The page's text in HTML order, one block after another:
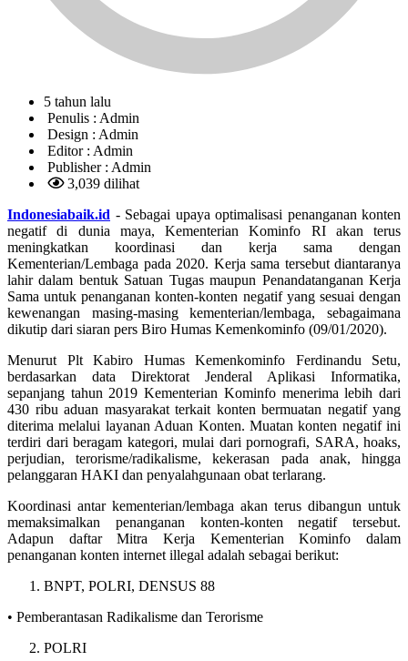
5 tahun lalu
Penulis : Admin
Design : Admin
Editor : Admin
Publisher : Admin
3,039 dilihat
Indonesiabaik.id - Sebagai upaya optimalisasi penanganan konten
negatif di dunia maya, Kementerian Kominfo RI akan terus
meningkatkan koordinasi dan kerja sama dengan
Kementerian/Lembaga pada 2020. Kerja sama tersebut diantaranya
lahir dalam bentuk Satuan Tugas maupun Penandatanganan Kerja
Sama untuk penanganan konten-konten negatif yang sesuai dengan
kewenangan masing-masing kementerian/lembaga, sebagaimana
dikutip dari siaran pers Biro Humas Kemenkominfo (09/01/2020).
Menurut Plt Kabiro Humas Kemenkominfo Ferdinandu Setu,
berdasarkan data Direktorat Jenderal Aplikasi Informatika,
sepanjang tahun 2019 Kementerian Kominfo menerima lebih dari
430 ribu aduan masyarakat terkait konten bermuatan negatif yang
diterima melalui layanan Aduan Konten. Muatan konten negatif ini
terdiri dari beragam kategori, mulai dari pornografi, SARA, hoaks,
perjudian, terorisme/radikalisme, kekerasan pada anak, hingga
pelanggaran HAKI dan penyalahgunaan obat terlarang.
Koordinasi antar kementerian/lembaga akan terus dibangun untuk
memaksimalkan penanganan konten-konten negatif tersebut.
Adapun daftar Mitra Kerja Kementerian Kominfo dalam
penanganan konten internet illegal adalah sebagai berikut:
BNPT, POLRI, DENSUS 88
• Pemberantasan Radikalisme dan Terorisme
POLRI